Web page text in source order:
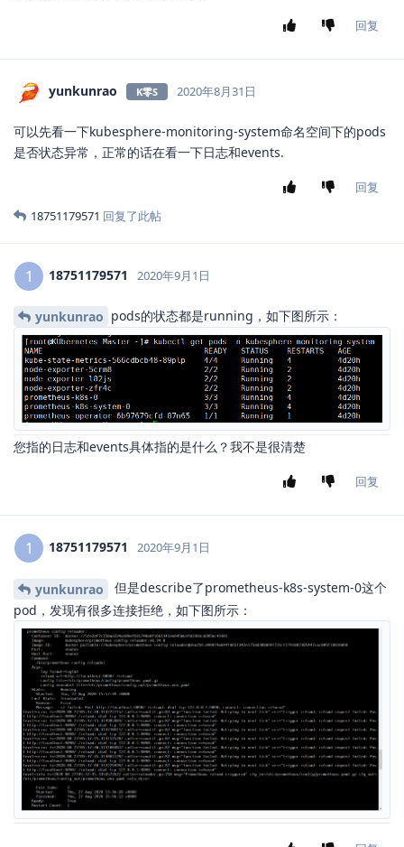
回复
yunkunrao K零S 2020年8月31日
可以先看一下kubesphere-monitoring-system命名空间下的pods
是否状态异常，正常的话在看一下日志和events.
回复
18751179571 回复了此帖
1 18751179571 2020年9月1日
yunkunrao pods的状态都是running，如下图所示：
您指的日志和events具体指的是什么？我不是很清楚
回复
1 18751179571 2020年9月1日
yunkunrao
但是describe了prometheus-k8s-system-0这个
pod，发现有很多连接拒绝，如下图所示：